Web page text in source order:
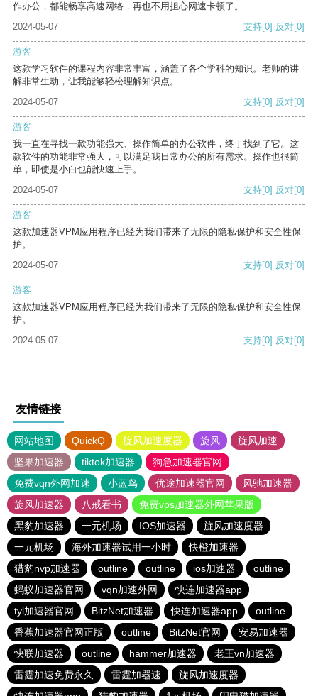
作办公，都能畅享高速网络，再也不用担心网速卡顿了。
2024-05-07
支持[0] 反对[0]
游客
这款学习软件的课程内容非常丰富，涵盖了各个学科的知识。老师的讲
解非常生动，让我能够轻松理解知识点。
2024-05-07
支持[0] 反对[0]
游客
我一直在寻找一款功能强大、操作简单的办公软件，终于找到了它。这
款软件的功能非常强大，可以满足我日常办公的所有需求。操作也很简
单，即使是小白也能快速上手。
2024-05-07
支持[0] 反对[0]
游客
这款加速器VPM应用程序已经为我们带来了无限的隐私保护和安全性保
护。
2024-05-07
支持[0] 反对[0]
游客
这款加速器VPM应用程序已经为我们带来了无限的隐私保护和安全性保
护。
2024-05-07
支持[0] 反对[0]
友情链接
网站地图 QuickQ 旋风加速度器 旋风
旋风加速
坚果加速器
tiktok加速器
狗急加速器官网
免费vqn外网加速
小蓝鸟 优途加速器官网
风驰加速器
旋风加速器
八戒看书
免费vps加速器外网苹果版
黑豹加速器
一元机场 IOS加速器
旋风加速度器
一元机场
海外加速器试用一小时
快橙加速器
猎豹nvp加速器
outline outline ios加速器
outline
蚂蚁加速器官网
vqn加速外网
快连加速器app
tyl加速器官网
BitzNet加速器 快连加速器app
outline
香蕉加速器官网正版
outline BitzNet官网
安易加速器
快联加速器
outline hammer加速器
老王vn加速器
雷霆加速免费永久
雷霆加器速
旋风加速度器